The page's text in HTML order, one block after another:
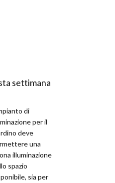
settimana
di
per il
deve
una
illuminazione
spazio
sia per